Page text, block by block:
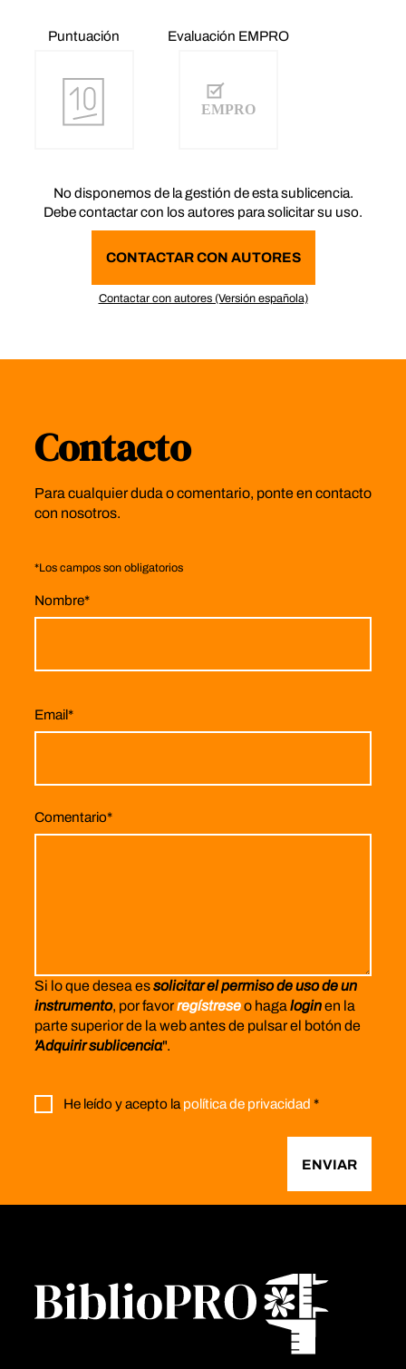
Puntuación Evaluación EMPRO
No disponemos de la gestión de esta sublicencia.
Debe contactar con los autores para solicitar su uso.
CONTACTAR CON AUTORES
Contactar con autores (Versión española)
Contacto
Para cualquier duda o comentario, ponte en contacto
con nosotros.
*Los campos son obligatorios
Nombre*
Email*
Comentario*
Si lo que desea essolicitar el permiso de uso de un
instrumento, por favorregístreseo haga loginen la
parte superior de la web antes de pulsar el botón de
'Adquirir sublicencia".
He leído y acepto lapolítica de privacidad *
ENVIAR